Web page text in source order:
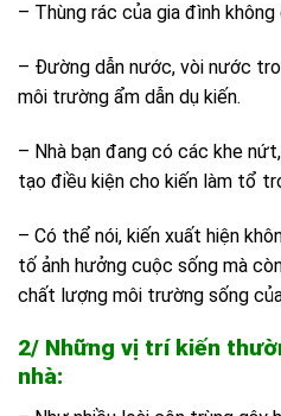
– Thùng rác của gia đình không
– Đường dẫn nước, vòi nước
môi trường ẩm dẫn dụ kiến.
– Nhà bạn đang có các khe
tạo điều kiện cho kiến làm tổ
– Có thể nói, kiến xuất hiện
tố ảnh hưởng cuộc sống mà
chất lượng môi trường sống
2/ Những vị trí kiến
nhà: